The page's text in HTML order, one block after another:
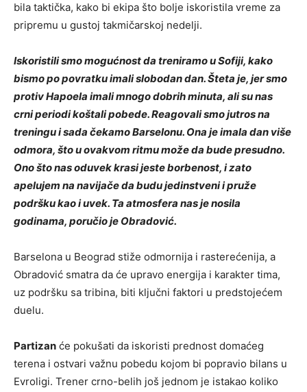
bila taktička, kako bi ekipa što bolje iskoristila vreme za
pripremu u gustoj takmičarskoj nedelji.
Iskoristili smo mogućnost da treniramo u Sofiji, kako
bismo po povratku imali slobodan dan. Šteta je, jer smo
protiv Hapoela imali mnogo dobrih minuta, ali su nas
crni periodi koštali pobede. Reagovali smo jutros na
treningu i sada čekamo Barselonu. Ona je imala dan više
odmora, što u ovakvom ritmu može da bude presudno.
Ono što nas oduvek krasi jeste borbenost, i zato
apelujem na navijače da budu jedinstveni i pruže
podršku kao i uvek. Ta atmosfera nas je nosila
godinama, poručio je Obradović.
Barselona u Beograd stiže odmornija i rasterećenija, a
Obradović smatra da će upravo energija i karakter tima,
uz podršku sa tribina, biti ključni faktori u predstojećem
duelu.
Partizan će pokušati da iskoristi prednost domaćeg
terena i ostvari važnu pobedu kojom bi popravio bilans u
Evroligi. Trener crno-belih još jednom je istakao koliko